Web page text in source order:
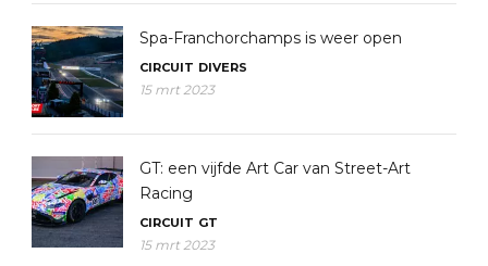
Spa-Franchorchamps is weer open
CIRCUIT DIVERS
15 mrt 2023
GT: een vijfde Art Car van Street-Art
Racing
CIRCUIT GT
15 mrt 2023